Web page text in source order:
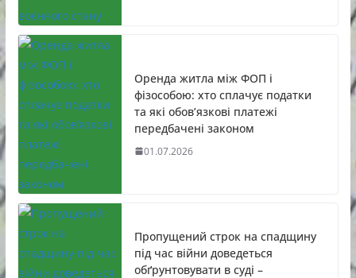
Оренда житла між ФОП і
фізособою: хто сплачує податки
та які обов’язкові платежі
передбачені законом
01.07.2026
Пропущений строк на спадщину
під час війни доведеться
обґрунтовувати в суді –